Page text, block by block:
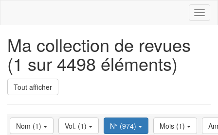
Ma collection de revues
(1 sur 4498 éléments)
Tout afficher
Nom (1) Vol. (1) N° (974) Mois (1)